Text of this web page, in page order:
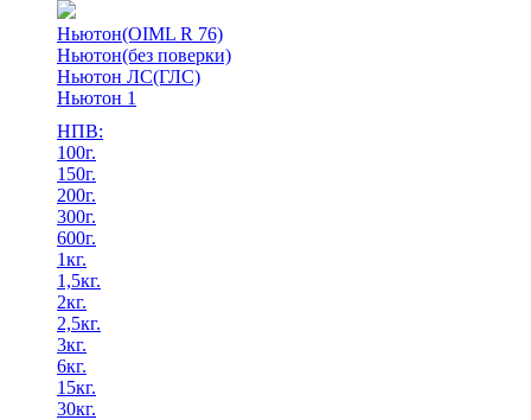
Ньютон(OIML R 76)
Ньютон(без поверки)
Ньютон ЛС(ГЛС)
Ньютон 1
НПВ:
100г.
150г.
200г.
300г.
600г.
1кг.
1,5кг.
2кг.
2,5кг.
3кг.
6кг.
15кг.
30кг.